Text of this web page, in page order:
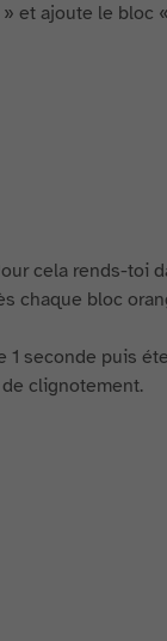
et ajoute le bloc
cela rends-toi
chaque bloc
1 seconde puis
clignotement.